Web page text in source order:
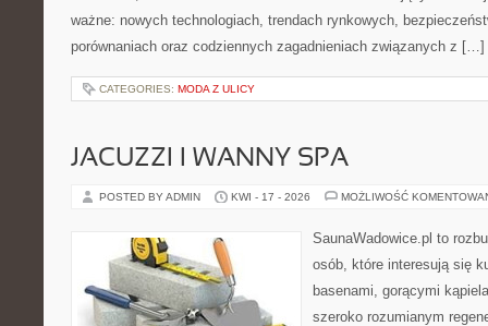
ważne: nowych technologiach, trendach rynkowych,
porównaniach oraz codziennych zagadnieniach związanych z […]
CATEGORIES: MODA Z ULICY
JACUZZI I WANNY SPA
POSTED BY ADMIN KWI - 17 - 2026 MOŻLIWOŚĆ
SaunaWadowice.pl to
osób, które interesują się
basenami, gorącymi
szeroko rozumianym